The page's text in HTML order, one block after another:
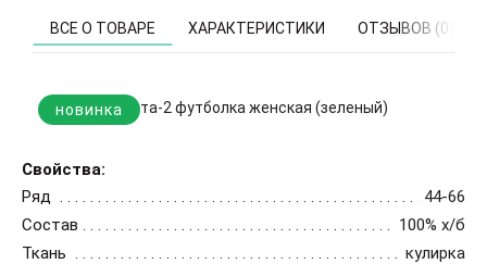
ВСЕ О ТОВАРЕ ХАРАКТЕРИСТИКИ ОТЗЫВОВ (0)
новинка
Свойства:
Ряд
44-66
Состав
100% х/б
Ткань
кулирка